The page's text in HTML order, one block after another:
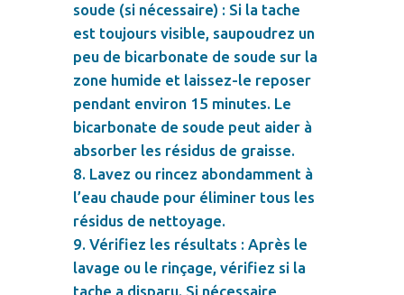
soude (si nécessaire) : Si la tache
est toujours visible, saupoudrez un
peu de bicarbonate de soude sur la
zone humide et laissez-le reposer
pendant environ 15 minutes. Le
bicarbonate de soude peut aider à
absorber les résidus de graisse.
Lavez ou rincez abondamment à
l’eau chaude pour éliminer tous les
résidus de nettoyage.
Vérifiez les résultats : Après le
lavage ou le rinçage, vérifiez si la
tache a disparu. Si nécessaire,